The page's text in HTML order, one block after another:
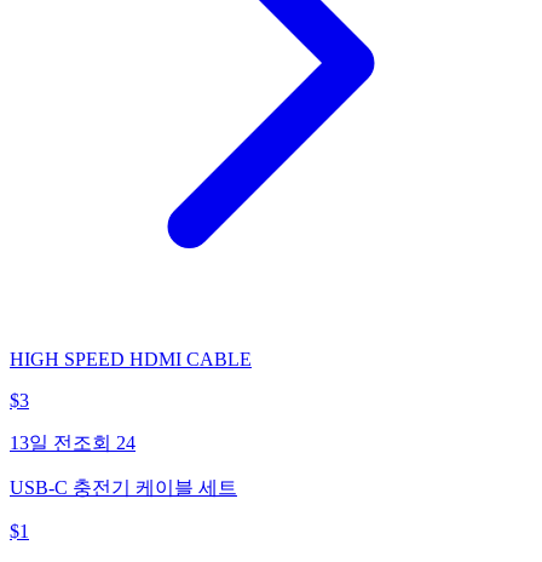
HIGH SPEED HDMI CABLE
$3
13일 전 조회 24
USB-C 충전기 케이블 세트
$1